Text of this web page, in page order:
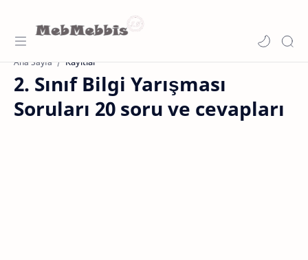
Ana Sayfa Kayıtlar
2. Sınıf Bilgi Yarışması
Soruları 20 soru ve cevapları